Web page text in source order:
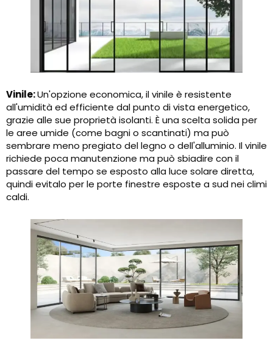
Vinile:Un'opzione economica, il vinile è resistente
all'umidità ed efficiente dal punto di vista energetico,
grazie alle sue proprietà isolanti. È una scelta solida per
le aree umide (come bagni o scantinati) ma può
sembrare meno pregiato del legno o dell'alluminio. Il vinile
richiede poca manutenzione ma può sbiadire con il
passare del tempo se esposto alla luce solare diretta,
quindi evitalo per le porte finestre esposte a sud nei climi
caldi.